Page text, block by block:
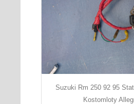
Suzuki Rm 250 92 95
Kostomloty